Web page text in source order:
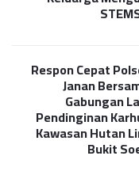
Respon Cepat
Janan
Gabungan
Pendinginan
Kawasan Hutan
Bukit